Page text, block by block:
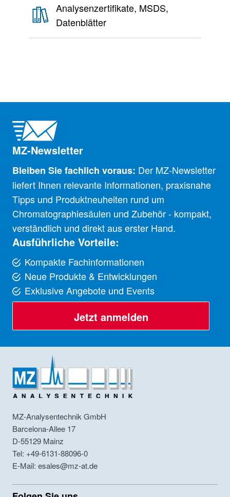
Analysenzertifikate, MSDS,
Datenblätter
MZ-Newsletter
Bleiben Sie fachlich voraus: Der MZ-Newsletter
liefert Ihnen relevante Informationen, praxisnahe
Tipps und Produktneuheiten rund um
Chromatographiesäulen und Zubehör - kompakt,
verständlich und direkt aus erster Hand.
Ausführliche Vorteile:
Kompakte Fachinformationen
Neue Produkte & Entwicklungen
Exklusive Angebote und Events
Jetzt anmelden
MZ-Analysentechnik GmbH
Barcelona-Allee 17
D-55129 Mainz
Tel: +49-6131-88096-0
E-Mail: esales@mz-at.de